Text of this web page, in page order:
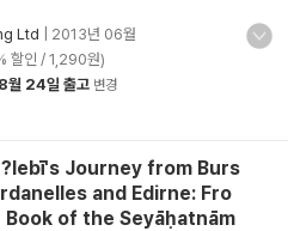
Ltd
2013년 06월
할인 / 1,290원)
8월 24일 출고 변경
?lebī's Journey from Burs
and Edirne: Fro
of the Seyāḥatnām